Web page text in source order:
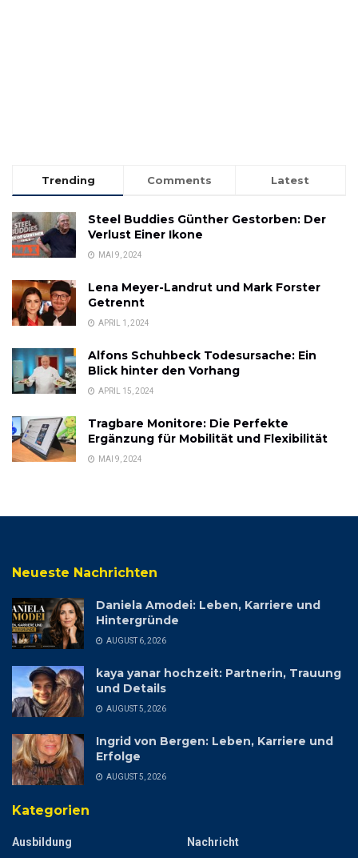
Trending Comments Latest
Steel Buddies Günther Gestorben: Der
Verlust Einer Ikone
MAI 9, 2024
Lena Meyer-Landrut und Mark Forster
Getrennt
APRIL 1, 2024
Alfons Schuhbeck Todesursache: Ein
Blick hinter den Vorhang
APRIL 15, 2024
Tragbare Monitore: Die Perfekte
Ergänzung für Mobilität und Flexibilität
MAI 9, 2024
Neueste Nachrichten
Daniela Amodei: Leben, Karriere und
Hintergründe
AUGUST 6, 2026
kaya yanar hochzeit: Partnerin, Trauung
und Details
AUGUST 5, 2026
Ingrid von Bergen: Leben, Karriere und
Erfolge
AUGUST 5, 2026
Kategorien
Ausbildung
Nachricht